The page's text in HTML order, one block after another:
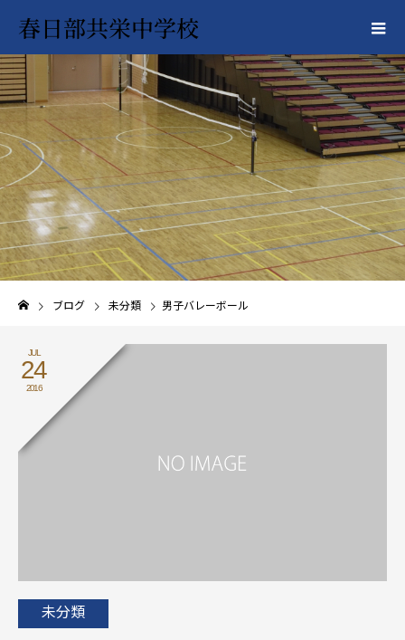
春日部共栄中学校
ブログ 未分類 男子バレーボール
JUL
24
2016
未分類